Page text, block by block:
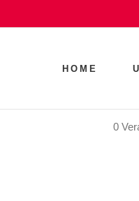
HOME
0